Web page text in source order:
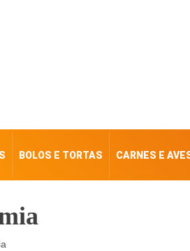
BOLOS E TORTAS CARNES E